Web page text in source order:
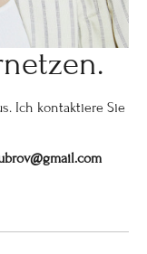
Ich kontaktiere Sie